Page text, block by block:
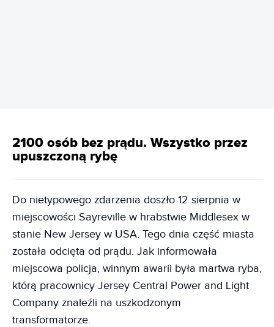
2100 osób bez prądu. Wszystko przez
upuszczoną rybę
Do nietypowego zdarzenia doszło 12 sierpnia w
miejscowości Sayreville w hrabstwie Middlesex w
stanie New Jersey w USA. Tego dnia część miasta
została odcięta od prądu. Jak informowała
miejscowa policja, winnym awarii była martwa ryba,
którą pracownicy Jersey Central Power and Light
Company znaleźli na uszkodzonym
transformatorze.